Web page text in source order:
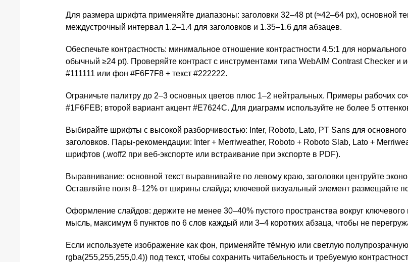
Для размера шрифта применяйте диапазоны: заголовки 32–48 pt (≈42–64 px), основной
междустрочный интервал 1.2–1.4 для заголовков и 1.35–1.6 для абзацев.
Обеспечьте контрастность: минимальное отношение контрастности 4.5:1 для
обычный ≥24 pt). Проверяйте контраст с инструментами типа WebAIM Contrast Checker и
#111111 или фон #F6F7F8 + текст #222222.
Ограничьте палитру до 2–3 основных цветов плюс 1–2 нейтральных. Примеры рабочих
#1F6FEB; второй вариант акцент #E7624C. Для диаграмм используйте не более 5
Выбирайте шрифты с высокой разборчивостью: Inter, Roboto, Lato, PT Sans для
заголовков. Пары-рекомендации: Inter + Merriweather, Roboto + Roboto Slab, Lato +
шрифтов (.woff2 при веб-экспорте или встраивание при экспорте в PDF).
Выравнивание: основной текст выравнивайте по левому краю, заголовки центруйте
Оставляйте поля 8–12% от ширины слайда; ключевой визуальный элемент размещайте по
Оформление слайдов: держите не менее 30–40% пустого пространства вокруг
мысль, максимум 6 пунктов по 6 слов каждый или 3–4 коротких абзаца, чтобы не
Если используете изображение как фон, применяйте тёмную или светлую
rgba(255,255,255,0.4)) под текст, чтобы сохранить читабельность и требуемую